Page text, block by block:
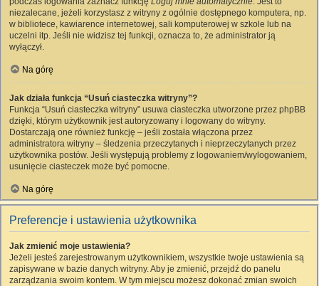
niezalecane, jeżeli korzystasz z witryny z ogólnie dostępnego komputera, np.
w bibliotece, kawiarence internetowej, sali komputerowej w szkole lub na
uczelni itp. Jeśli nie widzisz tej funkcji, oznacza to, że administrator ją
wyłączył.
Na górę
Jak działa funkcja “Usuń ciasteczka witryny”?
Funkcja “Usuń ciasteczka witryny” usuwa ciasteczka utworzone przez phpBB
dzięki, którym użytkownik jest autoryzowany i logowany do witryny.
Dostarczają one również funkcję – jeśli została włączona przez
administratora witryny – śledzenia przeczytanych i nieprzeczytanych przez
użytkownika postów. Jeśli występują problemy z logowaniem/wylogowaniem,
usunięcie ciasteczek może być pomocne.
Na górę
Preferencje i ustawienia użytkownika
Jak zmienić moje ustawienia?
Jeżeli jesteś zarejestrowanym użytkownikiem, wszystkie twoje ustawienia są
zapisywane w bazie danych witryny. Aby je zmienić, przejdź do panelu
zarządzania swoim kontem. W tym miejscu możesz dokonać zmian swoich